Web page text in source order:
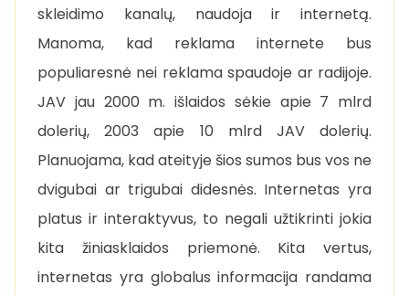
skleidimo kanalų, naudoja ir internetą.
Manoma, kad reklama internete bus
populiaresnė nei reklama spaudoje ar radijoje.
JAV jau 2000 m. išlaidos sėkie apie 7 mlrd
dolerių, 2003 apie 10 mlrd JAV dolerių.
Planuojama, kad ateityje šios sumos bus vos ne
dvigubai ar trigubai didesnės. Internetas yra
platus ir interaktyvus, to negali užtikrinti jokia
kita žiniasklaidos priemonė. Kita vertus,
internetas yra globalus informacija randama